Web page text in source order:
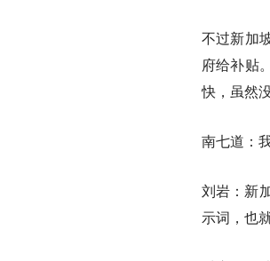
不过新加
府给补贴
快，虽然
南七道：
刘岩： 新
示词，也